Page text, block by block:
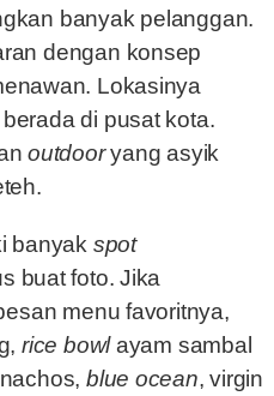
banyak pelanggan.
dengan konsep
Lokasinya
di pusat kota.
outdooryang asyik
banyak spot
buat foto. Jika
menu favoritnya,
rice bowlayam sambal
blue ocean, virgin